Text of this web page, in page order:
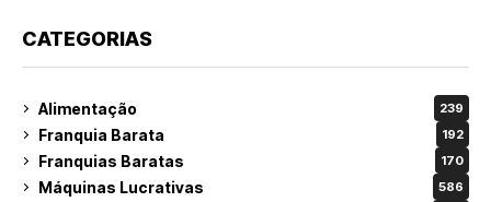
CATEGORIAS
Alimentação 239
Franquia Barata 192
Franquias Baratas 170
Máquinas Lucrativas 586